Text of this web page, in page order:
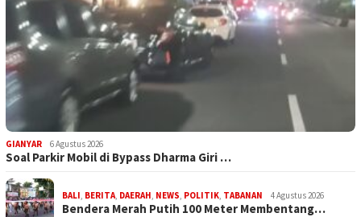
GIANYAR 6 Agustus 2026
Soal Parkir Mobil di Bypass Dharma Giri …
BALI, BERITA, DAERAH, NEWS, POLITIK, TABANAN 4 Agustus 2026
Bendera Merah Putih 100 Meter Membentang…